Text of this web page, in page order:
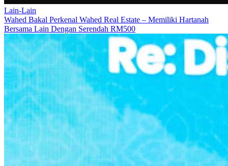
Lain-Lain
Wahed Bakal Perkenal Wahed Real Estate – Memiliki Hartanah
Bersama Lain Dengan Serendah RM500